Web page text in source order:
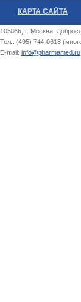
КАРТА САЙТА
105066, г. Москва,
Тел.: (495) 744-0618
E-mail: info@pharmamed.ru